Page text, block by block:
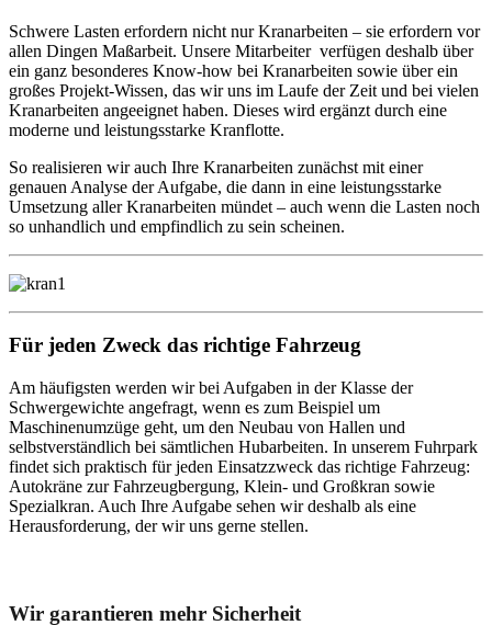
Schwere Lasten erfordern nicht nur Kranarbeiten – sie erfordern vor
allen Dingen Maßarbeit. Unsere Mitarbeiter verfügen deshalb über
ein ganz besonderes Know-how bei Kranarbeiten sowie über ein
großes Projekt-Wissen, das wir uns im Laufe der Zeit und bei vielen
Kranarbeiten angeeignet haben. Dieses wird ergänzt durch eine
moderne und leistungsstarke Kranflotte.
So realisieren wir auch Ihre Kranarbeiten zunächst mit einer
genauen Analyse der Aufgabe, die dann in eine leistungsstarke
Umsetzung aller Kranarbeiten mündet – auch wenn die Lasten noch
so unhandlich und empfindlich zu sein scheinen.
Für jeden Zweck das richtige Fahrzeug
Am häufigsten werden wir bei Aufgaben in der Klasse der
Schwergewichte angefragt, wenn es zum Beispiel um
Maschinenumzüge geht, um den Neubau von Hallen und
selbstverständlich bei sämtlichen Hubarbeiten. In unserem Fuhrpark
findet sich praktisch für jeden Einsatzzweck das richtige Fahrzeug:
Autokräne zur Fahrzeugbergung, Klein- und Großkran sowie
Spezialkran. Auch Ihre Aufgabe sehen wir deshalb als eine
Herausforderung, der wir uns gerne stellen.
Wir garantieren mehr Sicherheit